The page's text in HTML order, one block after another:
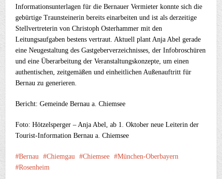
Informationsunterlagen für die Bernauer Vermieter konnte sich die
gebürtige Traunsteinerin bereits einarbeiten und ist als derzeitige
Stellvertreterin von Christoph Osterhammer mit den
Leitungsaufgaben bestens vertraut. Aktuell plant Anja Abel gerade
eine Neugestaltung des Gastgeberverzeichnisses, der Infobroschüren
und eine Überarbeitung der Veranstaltungskonzepte, um einen
authentischen, zeitgemäßen und einheitlichen Außenauftritt für
Bernau zu generieren.
Bericht: Gemeinde Bernau a. Chiemsee
Foto: Hötzelsperger – Anja Abel, ab 1. Oktober neue Leiterin der
Tourist-Information Bernau a. Chiemsee
Bernau Chiemgau Chiemsee
München-Oberbayern
Rosenheim